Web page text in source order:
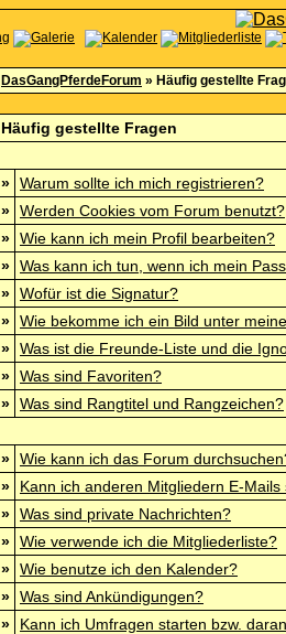
DasGangPferdeForum » Häufig gestellte
Häufig gestellte Fragen
» Warum sollte ich mich registrieren?
» Werden Cookies vom Forum benutzt?
» Wie kann ich mein Profil bearbeiten?
» Was kann ich tun, wenn ich mein
» Wofür ist die Signatur?
» Wie bekomme ich ein Bild unter
» Was ist die Freunde-Liste und die
» Was sind Favoriten?
» Was sind Rangtitel und Rangzeichen?
» Wie kann ich das Forum
»
Kann ich anderen Mitgliedern E-Mails
» Was sind private Nachrichten?
» Wie verwende ich die Mitgliederliste?
» Wie benutze ich den Kalender?
» Was sind Ankündigungen?
»
Kann ich Umfragen starten bzw.